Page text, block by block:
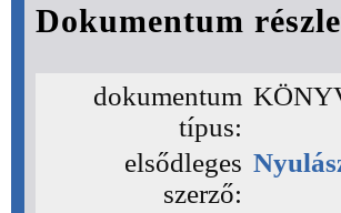
Dokumentum
dokumentum
típus:
elsődleges
szerző: